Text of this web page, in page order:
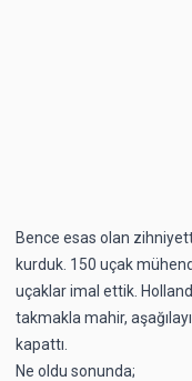
Bence esas olan
kurduk. 150 uçak
uçaklar imal ettik.
takmakla mahir,
kapattı.
Ne oldu sonunda;